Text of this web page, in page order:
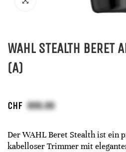
WAHL STEALTH BERET
(A)
CHF
Der WAHL Beret Stealth ist ein
kabelloser Trimmer mit